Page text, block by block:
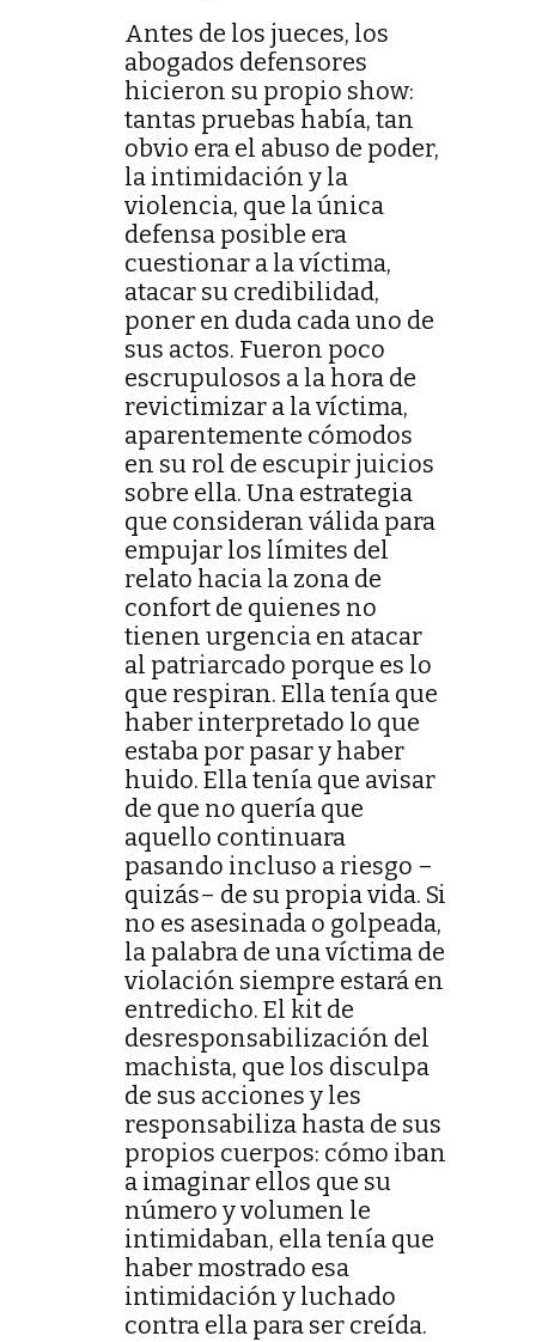
Antes de los jueces, los
abogados defensores
hicieron su propio show:
tantas pruebas había, tan
obvio era el abuso de poder,
la intimidación y la
violencia, que la única
defensa posible era
cuestionar a la víctima,
atacar su credibilidad,
poner en duda cada uno de
sus actos. Fueron poco
escrupulosos a la hora de
revictimizar a la víctima,
aparentemente cómodos
en su rol de escupir juicios
sobre ella. Una estrategia
que consideran válida para
empujar los límites del
relato hacia la zona de
confort de quienes no
tienen urgencia en atacar
al patriarcado porque es lo
que respiran. Ella tenía que
haber interpretado lo que
estaba por pasar y haber
huido. Ella tenía que avisar
de que no quería que
aquello continuara
pasando incluso a riesgo –
quizás– de su propia vida. Si
no es asesinada o golpeada,
la palabra de una víctima de
violación siempre estará en
entredicho. El kit de
desresponsabilización del
machista, que los disculpa
de sus acciones y les
responsabiliza hasta de sus
propios cuerpos: cómo iban
a imaginar ellos que su
número y volumen le
intimidaban, ella tenía que
haber mostrado esa
intimidación y luchado
contra ella para ser creída.